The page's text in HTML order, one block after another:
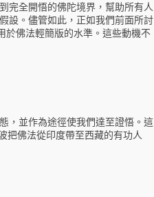
全開悟的佛陀境界，幫助所有人
設。儘管如此，正如我們前面所討
於佛法輕簡版的水準。這些動機不
，並作為途徑使我們達至證悟。這
把佛法從印度帶至西藏的有功人